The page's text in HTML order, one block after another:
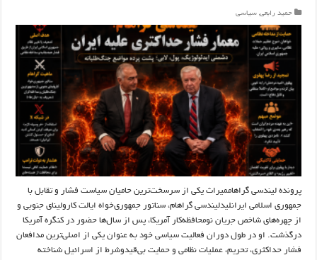
حمید رابعی, سیاسی
پرونده لیندسی گراهاممیراث یکی از سرسخت‌ترین حامیان سیاست فشار و تقابل با
جمهوری اسلامی ایرانلیدلیندسی گراهام، سناتور جمهوری‌خواه ایالت کارولینای جنوبی و
از چهره‌های شاخص جریان نومحافظه‌کار آمریکا، پس از سال‌ها حضور در کنگره آمریکا
درگذشت. او در طول دوران فعالیت سیاسی خود به عنوان یکی از اصلی‌ترین مدافعان
فشار حداکثری، تحریم، عملیات نظامی و حمایت بی‌قیدوشرط از اسرائیل شناخته